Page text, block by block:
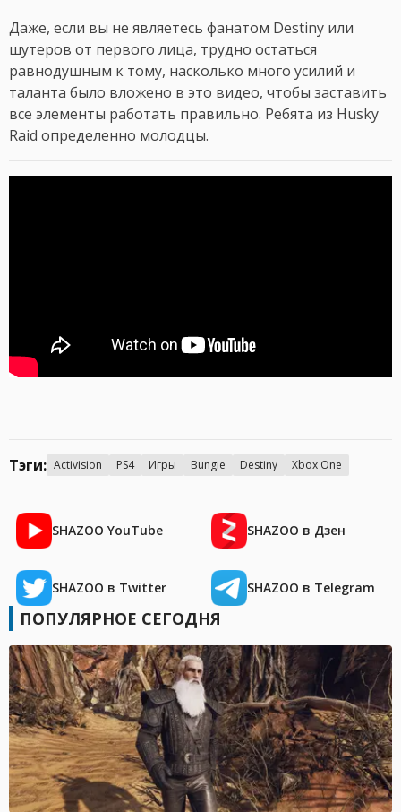
Даже, если вы не являетесь фанатом Destiny или
шутеров от первого лица, трудно остаться
равнодушным к тому, насколько много усилий и
таланта было вложено в это видео, чтобы заставить
все элементы работать правильно. Ребята из Husky
Raid определенно молодцы.
Тэги: Activision PS4 Игры Bungie Destiny Xbox One
SHAZOO YouTube SHAZOO в Дзен
SHAZOO в Twitter SHAZOO в Telegram
ПОПУЛЯРНОЕ СЕГОДНЯ